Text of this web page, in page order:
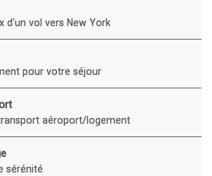
d'un vol vers New York
pour votre séjour
aéroport/logement
sérénité